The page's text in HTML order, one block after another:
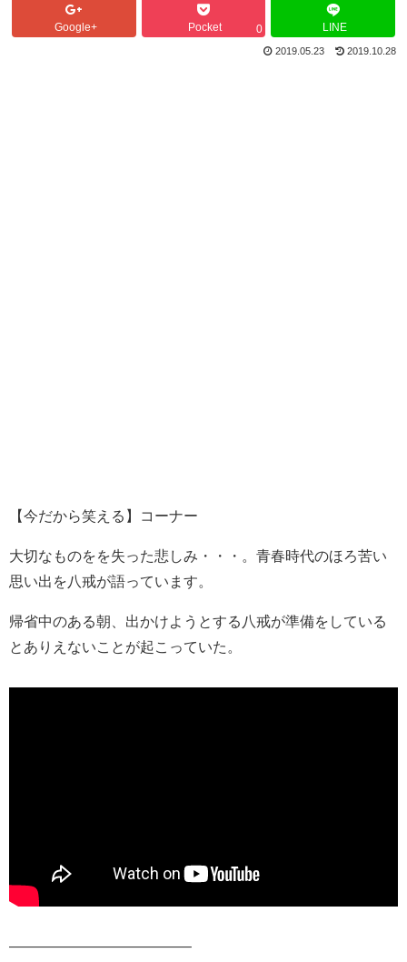
Google+ Pocket 0 LINE
2019.05.23 2019.10.28
【今だから笑える】コーナー
大切なものをを失った悲しみ・・・。青春時代のほろ苦い
思い出を八戒が語っています。
帰省中のある朝、出かけようとする八戒が準備をしている
とありえないことが起こっていた。
————————————–